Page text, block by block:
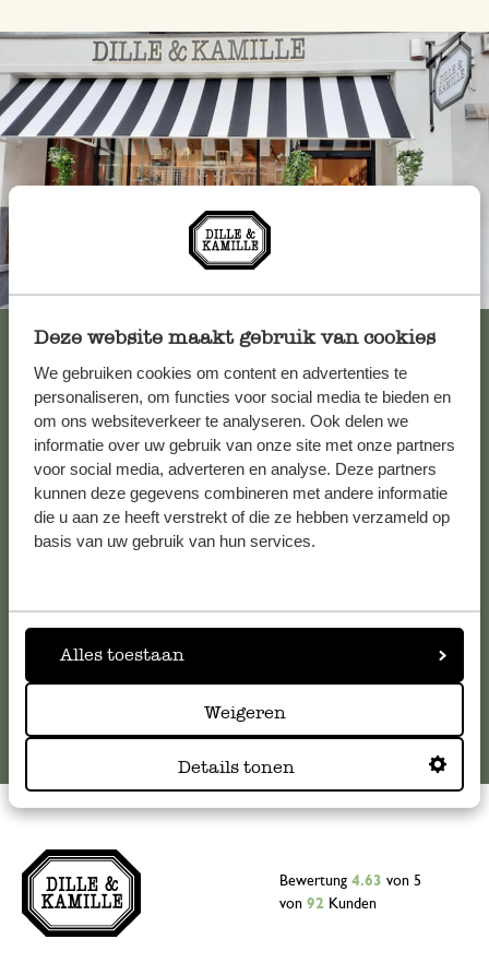
Deze website maakt gebruik van cookies
We gebruiken cookies om content en advertenties te
personaliseren, om functies voor social media te bieden en
om ons websiteverkeer te analyseren. Ook delen we
informatie over uw gebruik van onze site met onze partners
voor social media, adverteren en analyse. Deze partners
kunnen deze gegevens combineren met andere informatie
die u aan ze heeft verstrekt of die ze hebben verzameld op
basis van uw gebruik van hun services.
Alles toestaan
Weigeren
Details tonen
Immer in der Nähe
Alle 62 Geschäfte anzeigen
Kundenservice/Hilfe
Falls Sie Fragen haben oder Tipps und Hilfe brauchen, wenden
Sie sich bitte an unseren Kundenservice. Oder lesen Sie hier
die Antworten aufhäufig gestellte Fragen
Bewertung 4.63 von 5
von 92 Kunden